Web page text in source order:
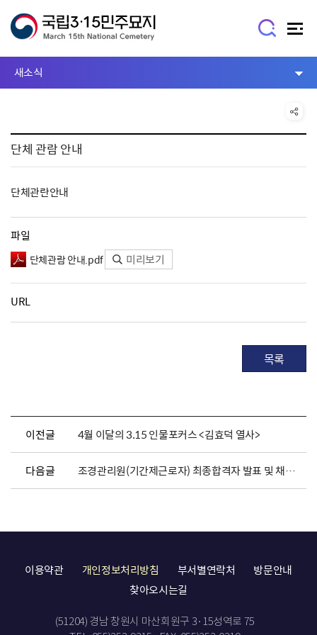
새소식
단체 관람 안내
단체관란안내
파일
단체관람 안내.pdf 미리보기
URL
목록
이전글 4월 이달의 3.15 인물포커스 <김효덕 열사>
다음글 조경관리원(기간제근로자) 최종합격자 발표 및 채용서류 제출 안내
이용약관 개인정보처리방침 부서별연락처
방문안내
찾아오시는길
(51204) 경남 창원시 마산회원구 3·15성역로 75